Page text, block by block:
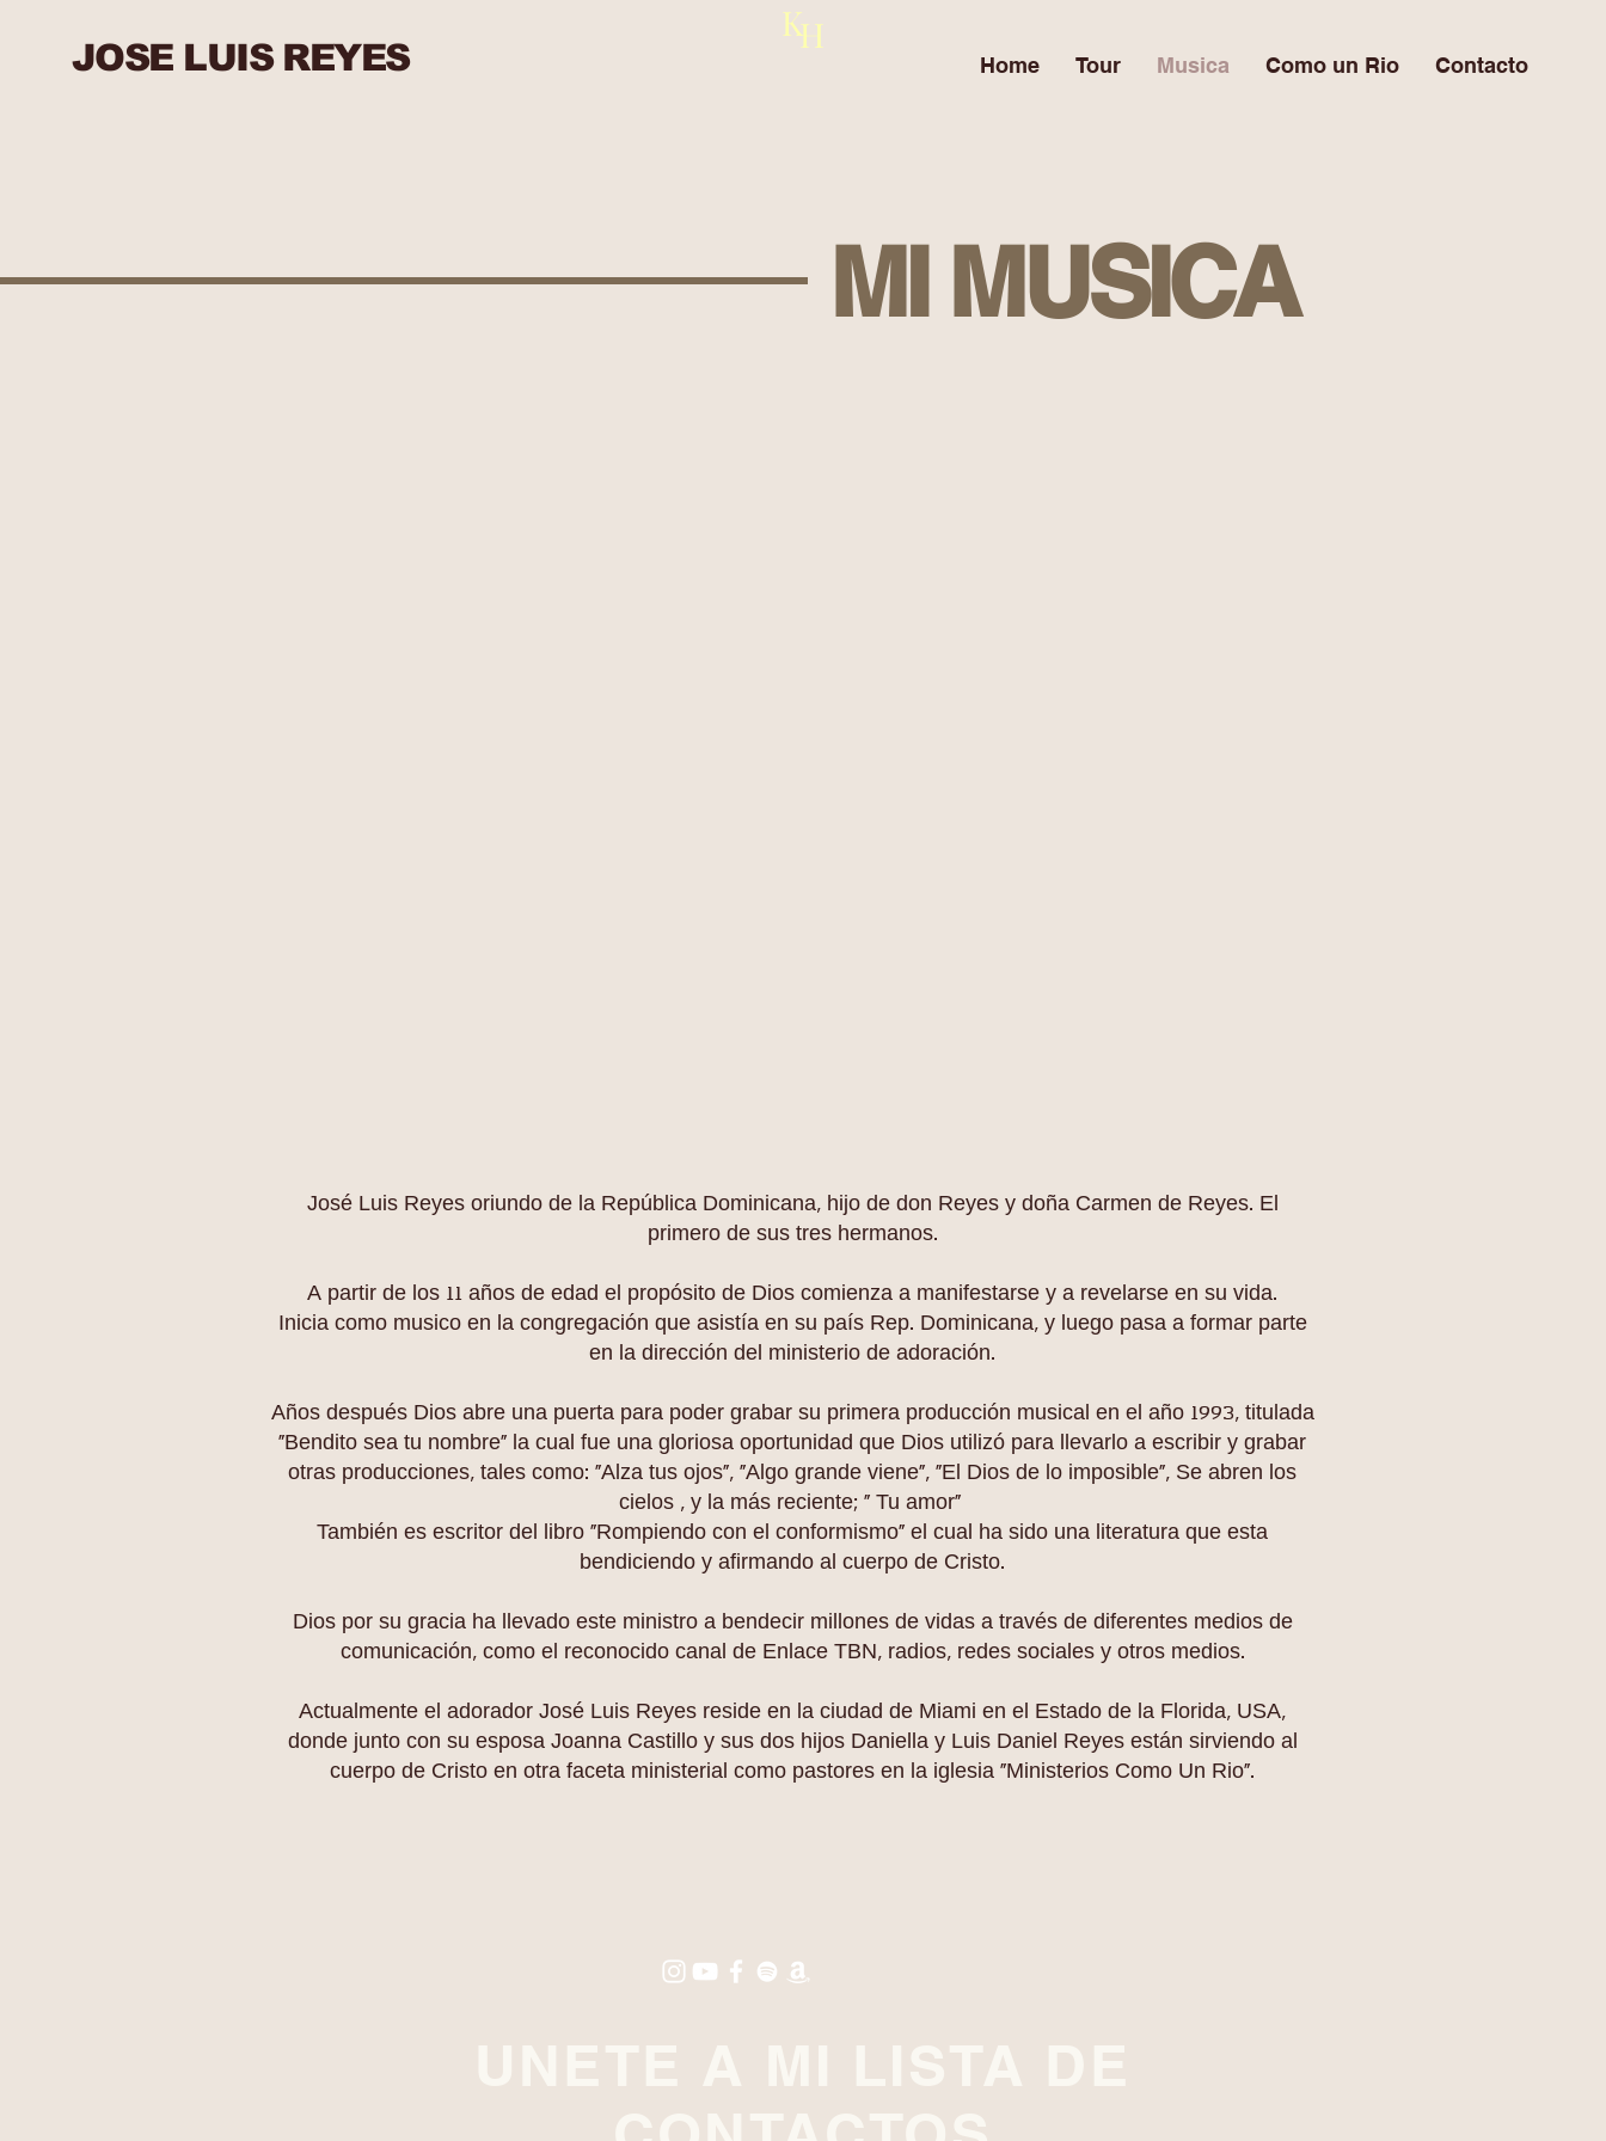
JOSE LUIS REYES Home Tour Musica Como un Rio Contacto
KH
MI MUSICA
José Luis Reyes oriundo de la República Dominicana, hijo de don Reyes y doña Carmen de Reyes. El
primero de sus tres hermanos.
A partir de los 11 años de edad el propósito de Dios comienza a manifestarse y a revelarse en su vida.
Inicia como musico en la congregación que asistía en su país Rep. Dominicana, y luego pasa a formar parte
en la dirección del ministerio de adoración.
Años después Dios abre una puerta para poder grabar su primera producción musical en el año 1993, titulada
“Bendito sea tu nombre” la cual fue una gloriosa oportunidad que Dios utilizó para llevarlo a escribir y grabar
otras producciones, tales como: "Alza tus ojos", "Algo grande viene", "El Dios de lo imposible", Se abren los
cielos , y la más reciente; “ Tu amor”
También es escritor del libro “Rompiendo con el conformismo” el cual ha sido una literatura que esta
bendiciendo y afirmando al cuerpo de Cristo.
Dios por su gracia ha llevado este ministro a bendecir millones de vidas a través de diferentes medios de
comunicación, como el reconocido canal de Enlace TBN, radios, redes sociales y otros medios.
Actualmente el adorador José Luis Reyes reside en la ciudad de Miami en el Estado de la Florida, USA,
donde junto con su esposa Joanna Castillo y sus dos hijos Daniella y Luis Daniel Reyes están sirviendo al
cuerpo de Cristo en otra faceta ministerial como pastores en la iglesia "Ministerios Como Un Rio".